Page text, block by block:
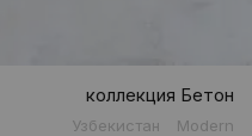
коллекция Бетон
Узбекистан Modern